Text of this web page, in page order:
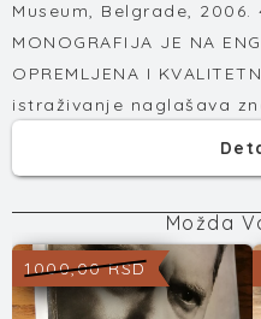
Museum, Belgrade, 2006.
MONOGRAFIJA JE NA
OPREMLJENA I
istraživanje naglašava
Možda
1000,00 RSD